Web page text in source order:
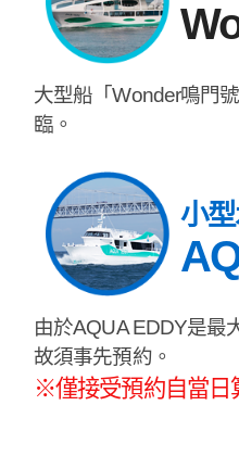
大型船「Wonder鳴門
臨。
小
由於AQUA EDDY是最
故須事先預約。
※僅接受預約自當日